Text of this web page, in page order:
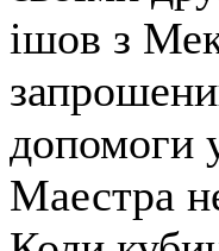
ішов з
допомоги
Маестра